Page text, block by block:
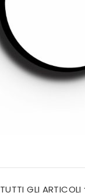
TUTTI GLI ARTICOLI